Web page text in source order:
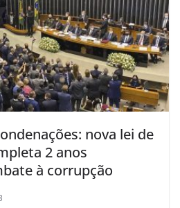
nova lei de
2 anos
à corrupção